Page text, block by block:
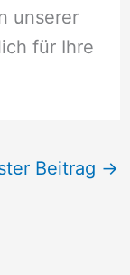
unserer
für Ihre
Beitrag →